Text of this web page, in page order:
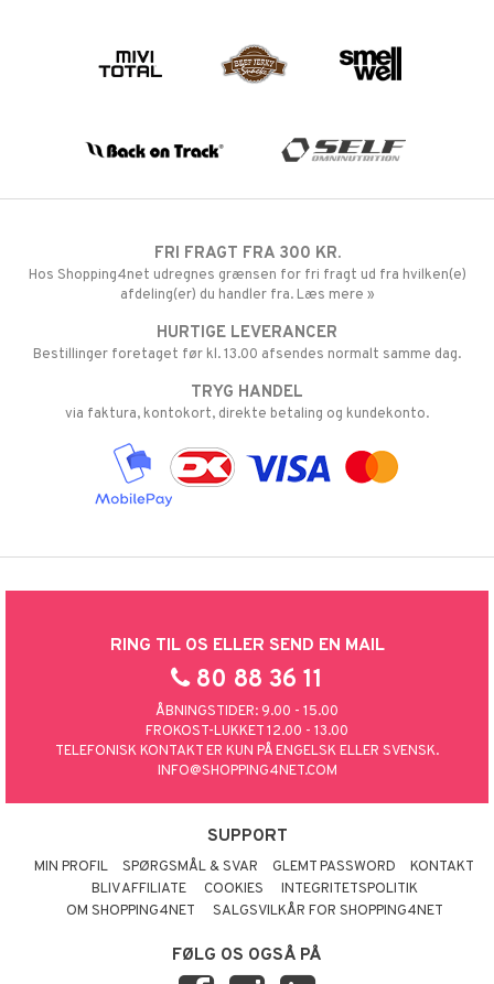
FRI FRAGT FRA 300 KR.
Hos Shopping4net udregnes grænsen for fri fragt ud fra hvilken(e)
afdeling(er) du handler fra. Læs mere »
HURTIGE LEVERANCER
Bestillinger foretaget før kl. 13.00 afsendes normalt samme dag.
TRYG HANDEL
via faktura, kontokort, direkte betaling og kundekonto.
RING TIL OS ELLER SEND EN MAIL
80 88 36 11
ÅBNINGSTIDER: 9.00 - 15.00
FROKOST-LUKKET 12.00 - 13.00
TELEFONISK KONTAKT ER KUN PÅ ENGELSK ELLER SVENSK.
INFO@SHOPPING4NET.COM
SUPPORT
MIN PROFIL SPØRGSMÅL & SVAR GLEMT PASSWORD
KONTAKT
BLIV AFFILIATE
COOKIES
INTEGRITETSPOLITIK
OM SHOPPING4NET
SALGSVILKÅR FOR SHOPPING4NET
FØLG OS OGSÅ PÅ